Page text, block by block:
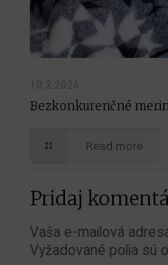
10.2.2026
Bezkonkurenčné
Read more
Pridaj
Vaša e-mailová
Vyžadované polia sú